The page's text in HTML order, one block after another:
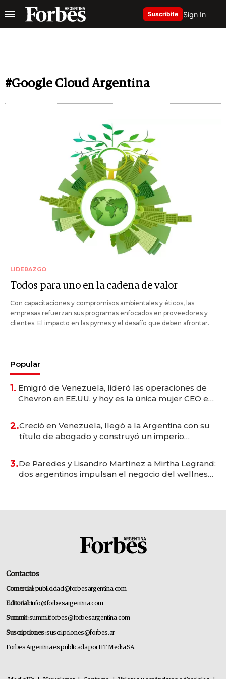
Suscribite Sign In
#Google Cloud Argentina
LIDERAZGO
Todos para uno en la cadena de valor
Con capacitaciones y compromisos ambientales y éticos, las
empresas refuerzan sus programas enfocados en proveedores y
clientes. El impacto en las pymes y el desafío que deben afrontar.
Popular
1. Emigró de Venezuela, lideró las operaciones de
Chevron en EE.UU. y hoy es la única mujer CEO en
2.Creció en Venezuela, llegó a la Argentina con su
título de abogado y construyó un imperio
3.De Paredes y Lisandro Martínez a Mirtha Legrand:
dos argentinos impulsan el negocio del wellness
Contactos
Comercial:publicidad@forbesargentina.com
Editorial:info@forbesargentina.com
Summit:summitforbes@forbesargentina.com
Suscripciones:suscripciones@forbes.ar
Forbes Argentina es publicada por HT Media SA.